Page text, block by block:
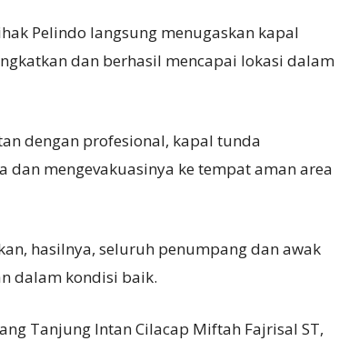
Pelindo langsung menugaskan kapal
dan berhasil mencapai lokasi dalam
dengan profesional, kapal tunda
dan mengevakuasinya ke tempat aman area
hasilnya, seluruh penumpang dan awak
dalam kondisi baik.
Tanjung Intan Cilacap Miftah Fajrisal ST,